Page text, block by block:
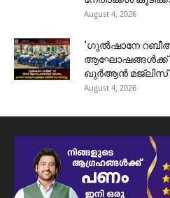
August 4, 2026
‘ഗുൽഷാനേ
ആഘോഷങ്ങൾക്ക്
ഖുർആൻ മജ്‌ലിസ്
August 4, 2026